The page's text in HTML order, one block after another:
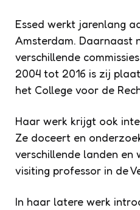
Essed werkt jarenlang
Amsterdam. Daarnaast
verschillende
2004 tot 2016 is zij
het College voor de
Haar werk krijgt ook
Ze doceert en
verschillende landen en
visiting professor in de
In haar latere werk